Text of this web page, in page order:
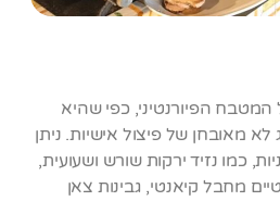
הפיורנטיני, כפי שהיא
לא מאובחן של פיצול אישיות. ניתן
כמו נזיד ירקות שורש ושעועית,
מחבל קיאנטי, גבינות צאן